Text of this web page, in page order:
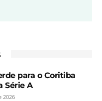
para o Coritiba
Série A
2026